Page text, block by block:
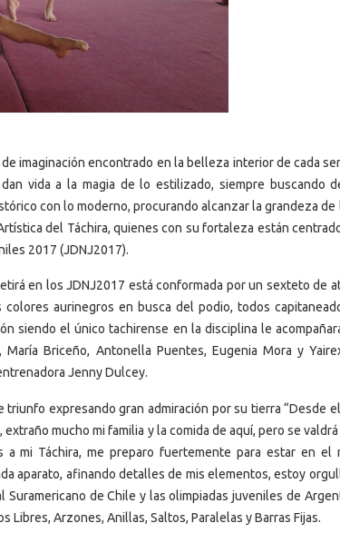
imaginación encontrado en la belleza interior de cada
vida a la magia de lo estilizado, siempre buscando
con lo moderno, procurando alcanzar la grandeza de
del Táchira, quienes con su fortaleza están
2017 (JDNJ2017).
en los JDNJ2017 está conformada por un sexteto de
aurinegros en busca del podio, todos
siendo el único tachirense en la disciplina le
Briceño, Antonella Puentes, Eugenia Mora y
Jenny Dulcey.
triunfo expresando gran admiración por su tierra “Desde
mucho mi familia y la comida de aquí, pero se
mi Táchira, me preparo fuertemente para estar en el
aparato, afinando detalles de mis elementos, estoy
de Chile y las olimpiadas juveniles de
Libres, Arzones, Anillas, Saltos, Paralelas y Barras Fijas.